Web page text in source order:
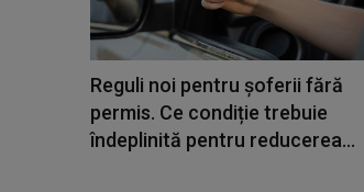
Reguli noi pentru șoferii fără
permis. Ce condiție trebuie
îndeplinită pentru reducerea...